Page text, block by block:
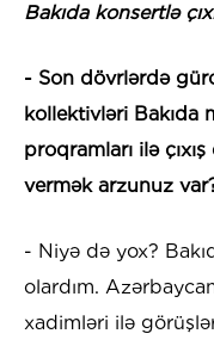
Bakıda konsertlə
- Son dövrlərdə
kollektivləri Bakıda
proqramları ilə
vermək arzunuz
- Niyə də yox?
olardım.
xadimləri ilə